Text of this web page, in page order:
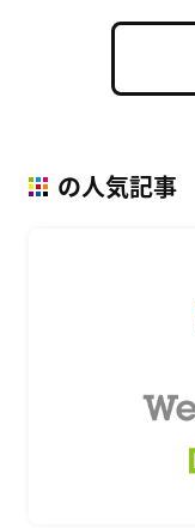
の人気記事